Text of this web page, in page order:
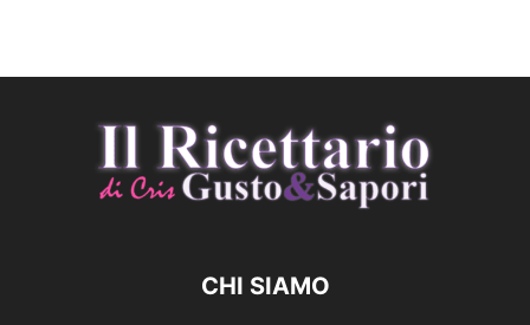
CHI SIAMO